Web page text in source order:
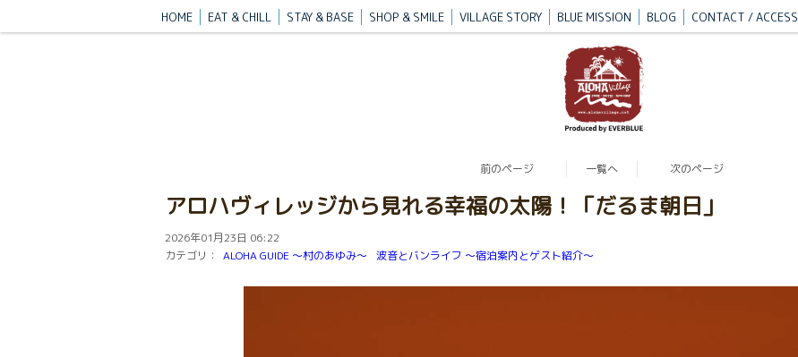
HOME EAT & CHILL STAY & BASE SHOP & SMILE VILLAGE STORY BLUE MISSION BLOG CONTACT / ACCESS
前のページ 一覧へ 次のページ
アロハヴィレッジから見れる幸福の太陽！「だるま朝日」
2026年01月23日 06:22
カテゴリ：
ALOHA GUIDE 〜村のあゆみ〜 波音とバンライフ 〜宿泊案内とゲスト紹介〜